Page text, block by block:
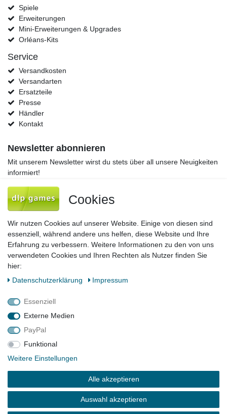
Spiele
Erweiterungen
Mini-Erweiterungen & Upgrades
Orléans-Kits
Service
Versandkosten
Versandarten
Ersatzteile
Presse
Händler
Kontakt
Newsletter abonnieren
Mit unserem Newsletter wirst du stets über all unsere Neuigkeiten
informiert!
Newsletter
Honig
Einwilligung kann ich jederzeit widerrufen.**
Impressum
Barrierefreiheitserklärung
© 2026 dlp games Verlag GmbH
Cookies
Wir nutzen Cookies auf unserer Website. Einige von diesen sind
essenziell, während andere uns helfen, diese Website und Ihre
Erfahrung zu verbessern. Weitere Informationen zu den von uns
verwendeten Cookies und Ihren Rechten als Nutzer finden Sie
hier:
Daten­schutz­erklärung
Impressum
Essenziell
Externe Medien
PayPal
Funktional
Weitere Einstellungen
Alle akzeptieren
Auswahl akzeptieren